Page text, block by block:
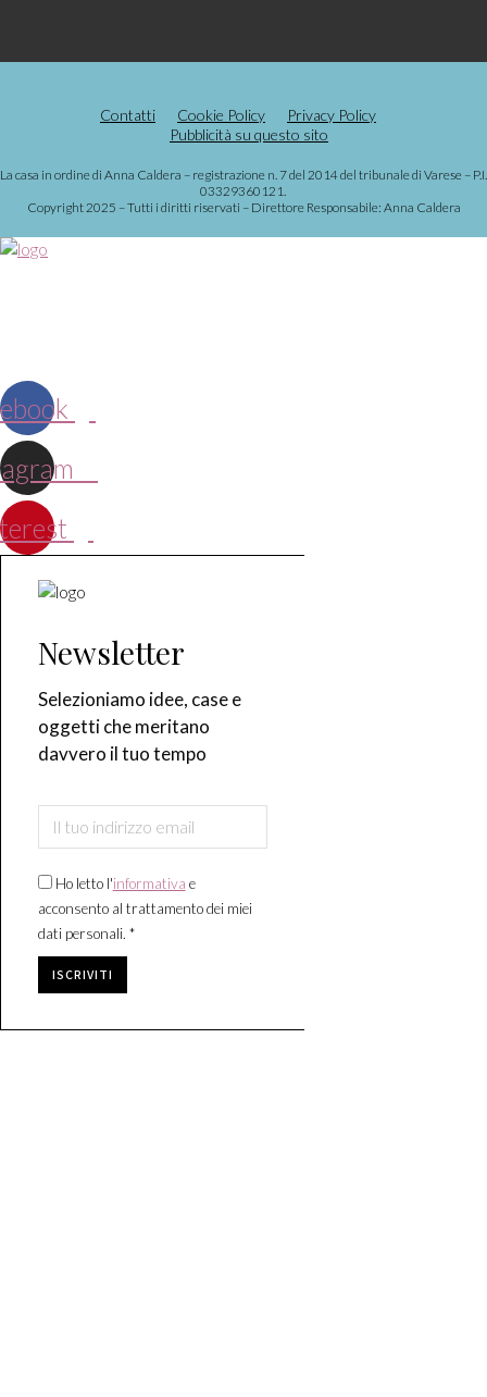
Contatti Cookie Policy
Privacy Policy
Pubblicità su questo sito
La casa in ordine di Anna Caldera – registrazione n. 7 del 2014 del tribunale di Varese – P.I.
03329360121.
Copyright 2025 – Tutti i diritti riservati – Direttore Responsabile: Anna Caldera
Newsletter
Selezioniamo idee, case e
oggetti che meritano
davvero il tuo tempo
Ho letto l'informativa e
acconsento al trattamento dei miei
dati personali. *